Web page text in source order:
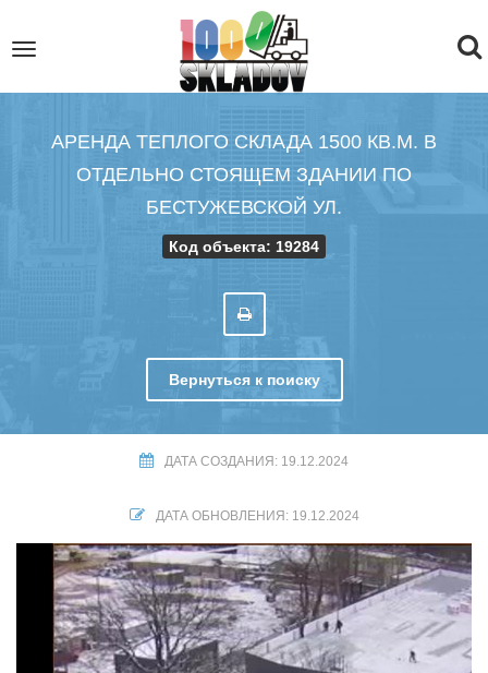
Toggle
АРЕНДА ТЕПЛОГО СКЛАДА 1500 КВ.М. В
ОТДЕЛЬНО СТОЯЩЕМ ЗДАНИИ ПО
БЕСТУЖЕВСКОЙ УЛ.
Код объекта: 19284
Вернуться к поиску
ДАТА СОЗДАНИЯ: 19.12.2024
ДАТА ОБНОВЛЕНИЯ: 19.12.2024